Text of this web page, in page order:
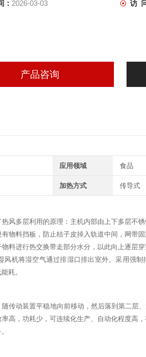
： 2026-03-03 访
产品咨询
应用领域 食品
加热方式 传导式
热风多层利用的原理：主机内部由上下多层不
物料挡板，防止桔子皮掉入轨道中间，网带
料进行热交换带走部分水分，以此向上逐层
风机将湿空气通过排湿口排出室外。采用强
耗。
传动装置平稳地向前移动，然后落到第二层
高，功耗少，可连续化生产、自动化程度高